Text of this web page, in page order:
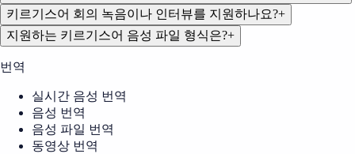
키르기스어 회의 녹음이나 인터뷰를 지원하나요?+
지원하는 키르기스어 음성 파일 형식은?+
번역
실시간 음성 번역
음성 번역
음성 파일 번역
동영상 번역